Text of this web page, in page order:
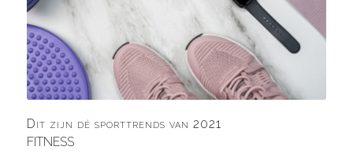
Dit zijn dé sporttrends van 2021
FITNESS